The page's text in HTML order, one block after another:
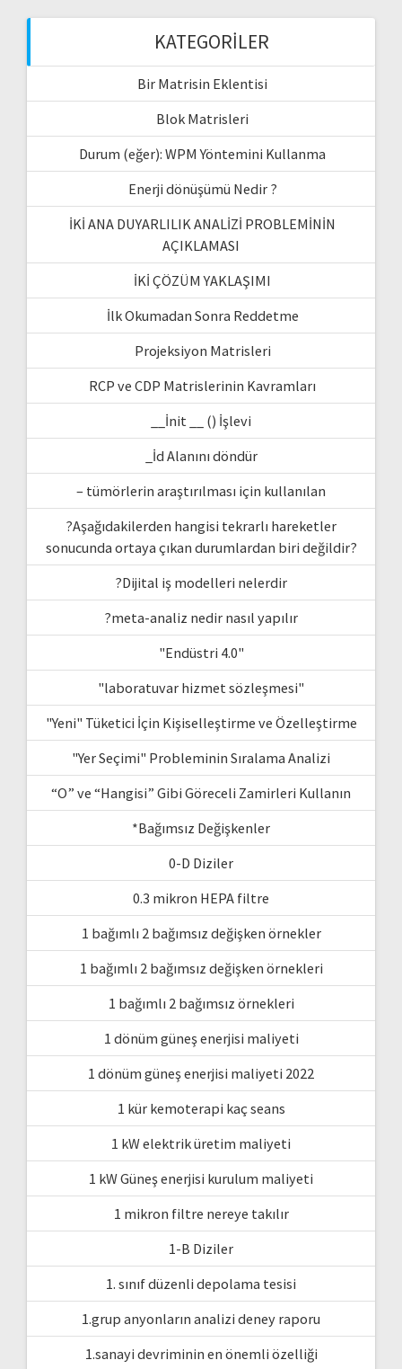
KATEGORILER
Bir Matrisin Eklentisi
Blok Matrisleri
Durum (eğer): WPM Yöntemini Kullanma
Enerji dönüşümü Nedir ?
İKİ ANA DUYARLILIK ANALİZİ PROBLEMİNİN
AÇIKLAMASI
İKİ ÇÖZÜM YAKLAŞIMI
İlk Okumadan Sonra Reddetme
Projeksiyon Matrisleri
RCP ve CDP Matrislerinin Kavramları
__İnit __ () İşlevi
_İd Alanını döndür
– tümörlerin araştırılması için kullanılan
?Aşağıdakilerden hangisi tekrarlı hareketler
sonucunda ortaya çıkan durumlardan biri değildir?
?Dijital iş modelleri nelerdir
?meta-analiz nedir nasıl yapılır
"Endüstri 4.0"
"laboratuvar hizmet sözleşmesi"
"Yeni" Tüketici İçin Kişiselleştirme ve Özelleştirme
"Yer Seçimi" Probleminin Sıralama Analizi
“O” ve “Hangisi” Gibi Göreceli Zamirleri Kullanın
*Bağımsız Değişkenler
0-D Diziler
0.3 mikron HEPA filtre
1 bağımlı 2 bağımsız değişken örnekler
1 bağımlı 2 bağımsız değişken örnekleri
1 bağımlı 2 bağımsız örnekleri
1 dönüm güneş enerjisi maliyeti
1 dönüm güneş enerjisi maliyeti 2022
1 kür kemoterapi kaç seans
1 kW elektrik üretim maliyeti
1 kW Güneş enerjisi kurulum maliyeti
1 mikron filtre nereye takılır
1-B Diziler
1. sınıf düzenli depolama tesisi
1.grup anyonların analizi deney raporu
1.sanayi devriminin en önemli özelliği